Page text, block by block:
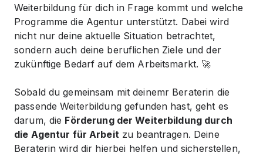
Weiterbildung für dich in Frage kommt und welche
Programme die Agentur unterstützt. Dabei wird
nicht nur deine aktuelle Situation betrachtet,
sondern auch deine beruflichen Ziele und der
zukünftige Bedarf auf dem Arbeitsmarkt. 🚀
Sobald du gemeinsam mit deinemr Beraterin die
passende Weiterbildung gefunden hast, geht es
darum, die Förderung der Weiterbildung durch
die Agentur für Arbeitzu beantragen. Deine
Beraterin wird dir hierbei helfen und sicherstellen,